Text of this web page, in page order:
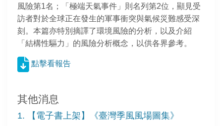
風險第1名；「極端天氣事件」則名列第2位，顯見受
訪者對於全球正在發生的軍事衝突與氣候災難感受深
刻。本篇亦特別摘譯了環境風險的分析，以及介紹
「結構性驅力」的風險分析概念，以供各界參考。
點擊看報告
其他消息
1. 【電子書上架】《臺灣季風風場圖集》